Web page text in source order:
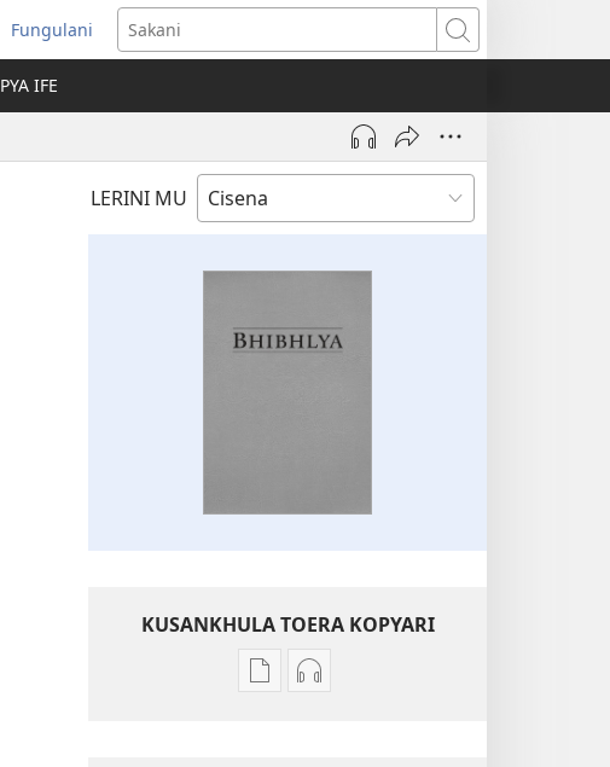
Fungulani
(opens
new
window)
Sakani
PYA IFE
LERINI MU
KUSANKHULA TOERA KOPYARI
Njira Njira